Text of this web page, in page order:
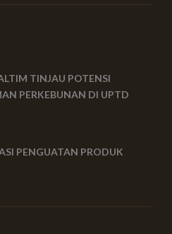
TINJAU POTENSI
PERKEBUNAN DI UPTD
PENGUATAN PRODUK